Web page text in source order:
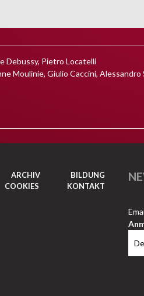
Debussy, Pietro Locatelli
Giulio Caccini, Alessandro
ARCHIV
BILDUNG
COOKIES KONTAKT